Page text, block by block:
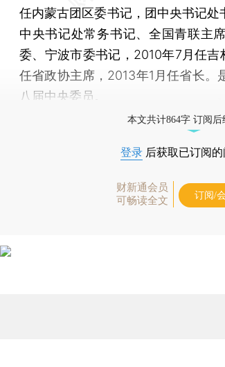
任内蒙古团区委书记，团中央书记
中央书记处常务书记、全国青联主
委、宁波市委书记，2010年7月任吉
任省政协主席，2013年1月任省长。
八届中央委员。
本文共计864字 订阅后
登录 后获取已订阅
财新通会员
可畅读全文
订阅/